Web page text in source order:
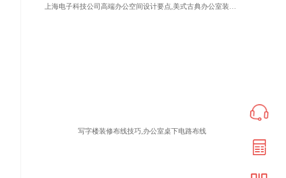
写字楼装修布线技巧,办公室桌下电路布线